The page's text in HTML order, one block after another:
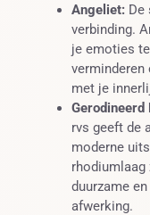
Angeliet: De
verbinding.
je emoties
verminderen
met je
Gerodineerd
rvs geeft de
moderne
rhodiumlaag
duurzame
afwerking.